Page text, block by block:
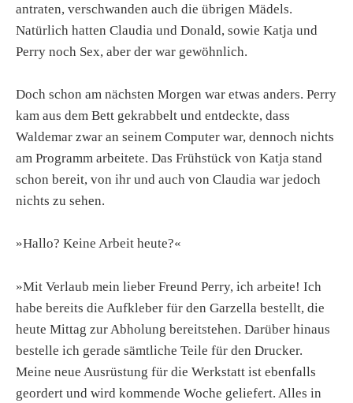
antraten, verschwanden auch die übrigen Mädels.
Natürlich hatten Claudia und Donald, sowie Katja und
Perry noch Sex, aber der war gewöhnlich.
Doch schon am nächsten Morgen war etwas anders. Perry
kam aus dem Bett gekrabbelt und entdeckte, dass
Waldemar zwar an seinem Computer war, dennoch nichts
am Programm arbeitete. Das Frühstück von Katja stand
schon bereit, von ihr und auch von Claudia war jedoch
nichts zu sehen.
»Hallo? Keine Arbeit heute?«
»Mit Verlaub mein lieber Freund Perry, ich arbeite! Ich
habe bereits die Aufkleber für den Garzella bestellt, die
heute Mittag zur Abholung bereitstehen. Darüber hinaus
bestelle ich gerade sämtliche Teile für den Drucker.
Meine neue Ausrüstung für die Werkstatt ist ebenfalls
geordert und wird kommende Woche geliefert. Alles in